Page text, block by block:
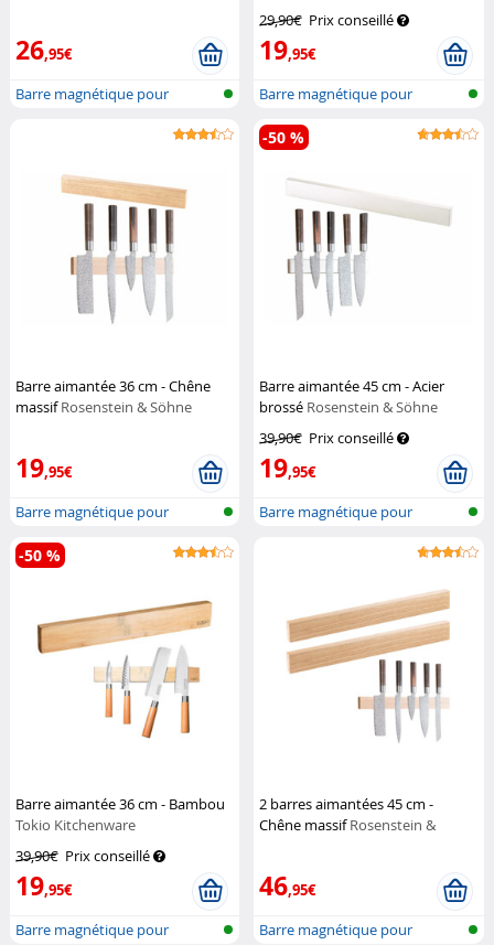
26,95€
Barre magnétique pour
29,90€ Prix conseillé
19,95€
Barre magnétique pour
couteaux
Barre aimantée 36 cm - Chêne
massifRosenstein & Söhne
19,95€
Barre magnétique pour
couteaux
Barre aimantée 45 cm - Acier
brossé Rosenstein & Söhne
39,90€ Prix conseillé
19,95€
-50 %
Barre magnétique pour
Barre aimantée 36 cm - Bambou
Tokio Kitchenware
39,90€ Prix conseillé
19,95€
-50 %
Barre magnétique pour
2 barres aimantées 45 cm -
Chêne massifRosenstein &
46,95€
Barre magnétique pour